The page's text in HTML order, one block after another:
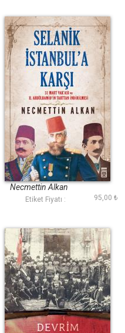
Selanik İstanbula
Karşı
Necmettin Alkan
Etiket Fiyatı : 95,00 ₺